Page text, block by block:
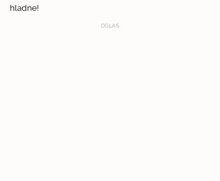
hladne!
OGLAS